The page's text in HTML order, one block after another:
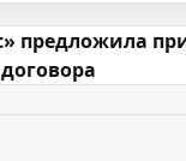
предложила